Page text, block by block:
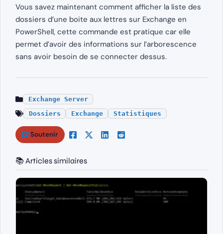
Vous savez maintenant comment afficher la liste des
dossiers d’une boite aux lettres sur Exchange en
PowerShell, cette commande est pratique car elle
permet d’avoir des informations sur l’arborescence
sans avoir besoin de se connecter dessus.
Exchange Server
Dossiers
Exchange Statistiques
Soutenir
📚 Articles similaires